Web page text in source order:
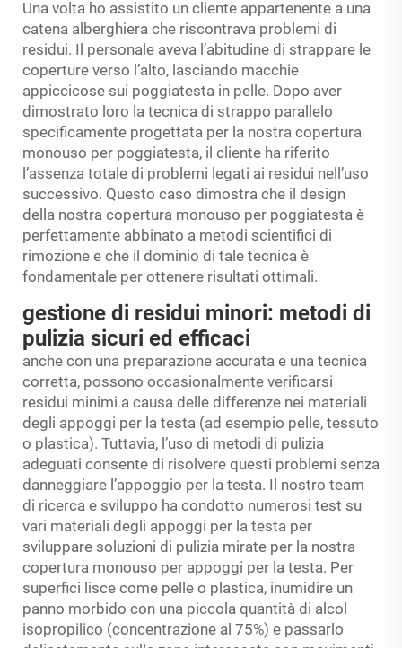
Una volta ho assistito un cliente appartenente a una
catena alberghiera che riscontrava problemi di
residui. Il personale aveva l’abitudine di strappare le
coperture verso l’alto, lasciando macchie
appiccicose sui poggiatesta in pelle. Dopo aver
dimostrato loro la tecnica di strappo parallelo
specificamente progettata per la nostra copertura
monouso per poggiatesta, il cliente ha riferito
l’assenza totale di problemi legati ai residui nell’uso
successivo. Questo caso dimostra che il design
della nostra copertura monouso per poggiatesta è
perfettamente abbinato a metodi scientifici di
rimozione e che il dominio di tale tecnica è
fondamentale per ottenere risultati ottimali.
gestione di residui minori: metodi di
pulizia sicuri ed efficaci
anche con una preparazione accurata e una tecnica
corretta, possono occasionalmente verificarsi
residui minimi a causa delle differenze nei materiali
degli appoggi per la testa (ad esempio pelle, tessuto
o plastica). Tuttavia, l’uso di metodi di pulizia
adeguati consente di risolvere questi problemi senza
danneggiare l’appoggio per la testa. Il nostro team
di ricerca e sviluppo ha condotto numerosi test su
vari materiali degli appoggi per la testa per
sviluppare soluzioni di pulizia mirate per la nostra
copertura monouso per appoggi per la testa. Per
superfici lisce come pelle o plastica, inumidire un
panno morbido con una piccola quantità di alcol
isopropilico (concentrazione al 75%) e passarlo